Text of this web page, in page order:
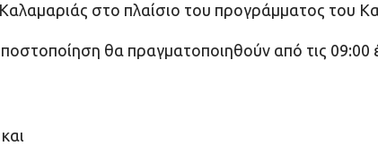
στο πλαίσιο του προγράμματος του
θα πραγματοποιηθούν από τις 09:00